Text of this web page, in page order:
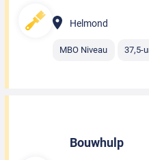
Helmond
MBO Niveau 37,5-
Bouwhulp